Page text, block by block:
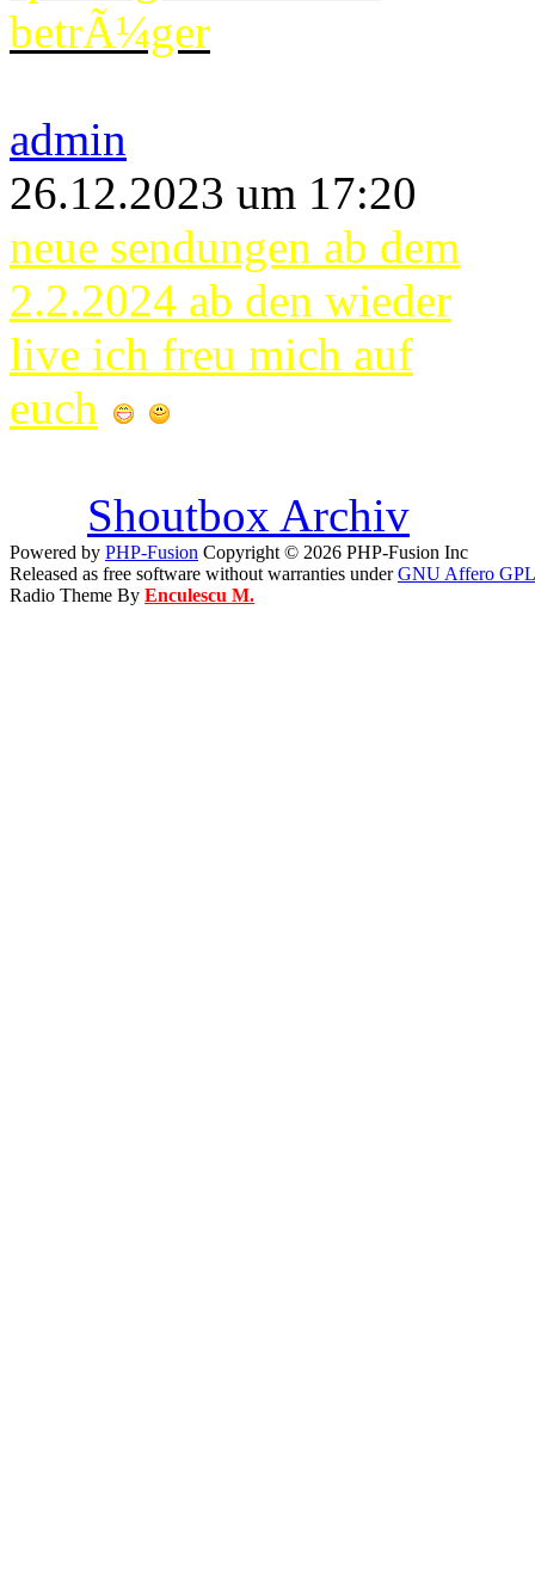
betrÃ¼ger
admin
26.12.2023 um 17:20
neue sendungen ab dem
2.2.2024 ab den wieder
live ich freu mich auf
euch
Shoutbox Archiv
Powered by PHP-Fusion Copyright © 2026 PHP-Fusion Inc
Released as free software without warranties underGNU Affero GPL
Radio Theme By Enculescu M.